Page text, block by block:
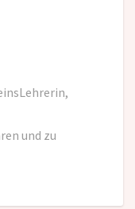
und zu